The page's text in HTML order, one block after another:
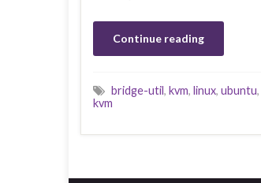
Continue reading
bridge-util, kvm, linux, ubuntu,
kvm